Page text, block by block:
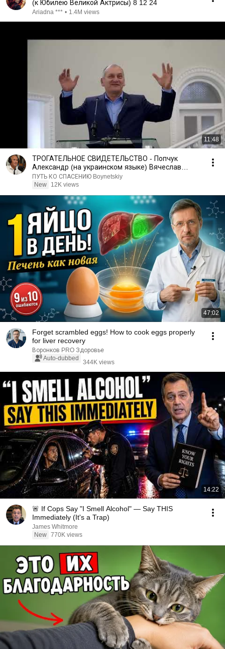
(к Юбилею Великой Актрисы) 8 12 24
Ariadna *** • 1.4M views
11:48
ТРОГАТЕЛЬНОЕ СВИДЕТЕЛЬСТВО - Попчук
Александр (на украинском языке) Вячеслав
Бойнецкий
ПУТЬ КО СПАСЕНИЮ Boynetskiy
New
12K views
47:02
Forget scrambled eggs! How to cook eggs properly
for liver recovery
Воронков PRO Здоровье
Auto-dubbed
344K views
14:22
🚨 If Cops Say "I Smell Alcohol" — Say THIS
Immediately (It's a Trap)
James Whitmore
New 770K views